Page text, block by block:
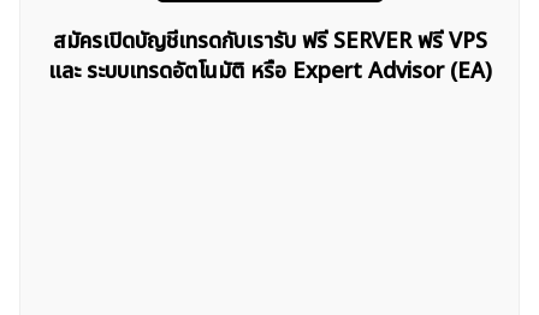
ค้นหา
สมัครเปิดบัญชีเทรดกับเรารับ ฟรี SERVER ฟรี VPS
และ ระบบเทรดอัตโนมัติ หรือ Expert Advisor (EA)